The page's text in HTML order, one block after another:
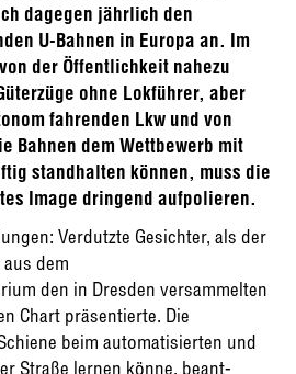
dagegen jährlich den
U-Bahnen in Europa an. Im
der Öffentlichkeit nahezu
ohne Lokführer, aber
fahrenden Lkw und von
Bahnen dem Wettbewerb mit
standhalten können, muss die
Image dringend aufpolieren.
Verdutzte Ge­sichter, als der
dem
den in Dres­den versammelten
Chart präsentierte. Die
beim automatisierten und
Straße lernen könne, beant­